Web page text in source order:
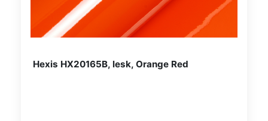
Hexis HX20165B, lesk, Orange Red